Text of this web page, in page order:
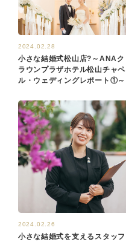
2024.02.28
小さな結婚式松山店?～ANAク
ラウンプラザホテル松山チャペ
ル・ウェディングレポート①～
2024.02.26
小さな結婚式を支えるスタッフ